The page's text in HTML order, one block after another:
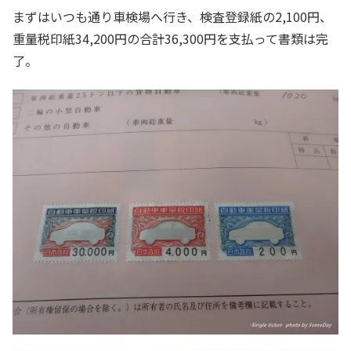
まずはいつも通り車検場へ行き、検査登録紙の2,100円、
重量税印紙34,200円の合計36,300円を支払って書類は完
了。